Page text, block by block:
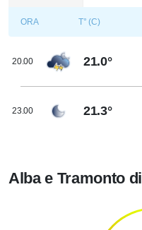
ORA T° (C)
20.00 21.0°
23.00 21.3°
Alba e Tramonto di